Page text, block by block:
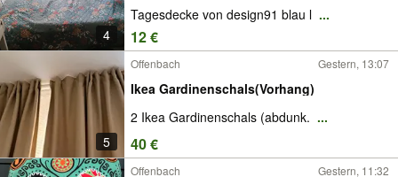
4
Tagesdecke von design91 blau l ...
12 €
5
Offenbach Gestern, 13:07
Ikea Gardinenschals(Vorhang)
2 Ikea Gardinenschals (abdunk. ...
40 €
Offenbach Gestern, 11:32